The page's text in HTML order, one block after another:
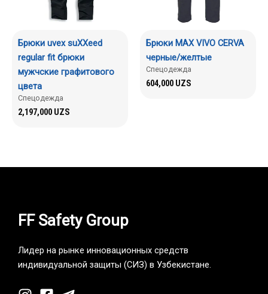
Брюки uvex suXXeed
regular fit брюки
мужчские графитового
цвета
Спецодежда
2,197,000 UZS
Брюки MAX VIVO CERVA
черные/желтые
Спецодежда
604,000 UZS
FF Safety Group
Лидер на рынке инновационных средств
индивидуальной защиты (СИЗ) в Узбекистане.